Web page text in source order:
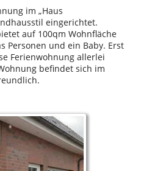
im „Haus
eingerichtet.
auf 100qm Wohnfläche
Personen und ein Baby. Erst
Ferienwohnung allerlei
befindet sich im